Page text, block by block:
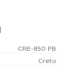
CRE-850 PB
Creto